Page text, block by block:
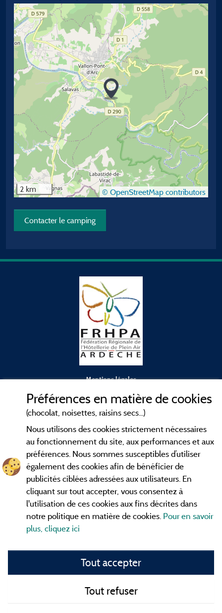
2 km © OpenStreetMap contributors
Contacter le camping
Mentions légales
Contact
CGV
Les meilleurscampings en Ardèche . Consultez les fiches de
nos adhérents et découvrez nos meilleures offres dans les
Gorges de l'Ardèche, le célèbrePont d'Arc, la grotte de l'Aven
d'Orgnac, Le mont Gerbier de Jonc ou le mont Mézenc...
informez vous directement ici en ligne avant de contacter le
Faites vous votre propre idée du camping, au pied d'un lac,
avec clubenfants, avec vos animaux de compagnie, sous la
ou dans un mobil home ou même de
Préférences en matière de cookies
(chocolat, noisettes, raisins secs...)
Nous utilisons des cookies strictement nécessaires
au fonctionnement du site, aux performances et aux
préférences. Nous sommes susceptibles d’utiliser
également des cookies afin de bénéficier de
publicités ciblées adressées aux utilisateurs. En
cliquant sur tout accepter, vous consentez à
l'utilisation de ces cookies aux fins décrites dans
notre politique en matière de cookies. Pour en savoir
plus, cliquez ici
Tout accepter
Tout refuser